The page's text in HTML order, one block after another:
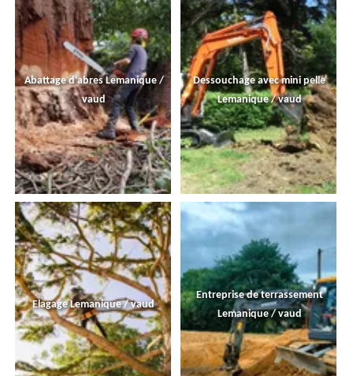
Abattage d'abres Lemanique /
vaud
Dessouchage avec mini pelle
Lemanique / vaud
Elagage Lemanique / vaud
Entreprise de terrassement
Lemanique / vaud